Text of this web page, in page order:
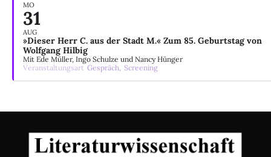
MO
31
AUG
»Dieser Herr C. aus der Stadt M.« Zum 85. Geburtstag von
Wolfgang Hilbig
Mit Ede Müller, Ingo Schulze und Nancy Hünger
Veranstaltungsart Gespräch, Screening